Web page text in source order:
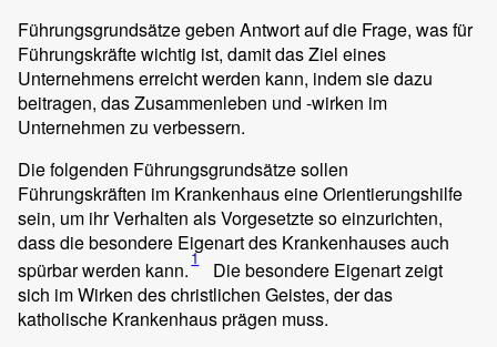
Führungsgrundsätze geben Antwort auf die Frage, was für
Führungskräfte wichtig ist, damit das Ziel eines
Unternehmens erreicht werden kann, indem sie dazu
beitragen, das Zusammenleben und -wirken im
Unternehmen zu verbessern.
Die folgenden Führungsgrundsätze sollen
Führungskräften im Krankenhaus eine Orientierungshilfe
sein, um ihr Verhalten als Vorgesetzte so einzurichten,
dass die besondere Eigenart des Krankenhauses auch
spürbar werden kann. 1
Die besondere Eigenart zeigt
sich im Wirken des christlichen Geistes, der das
katholische Krankenhaus prägen muss.